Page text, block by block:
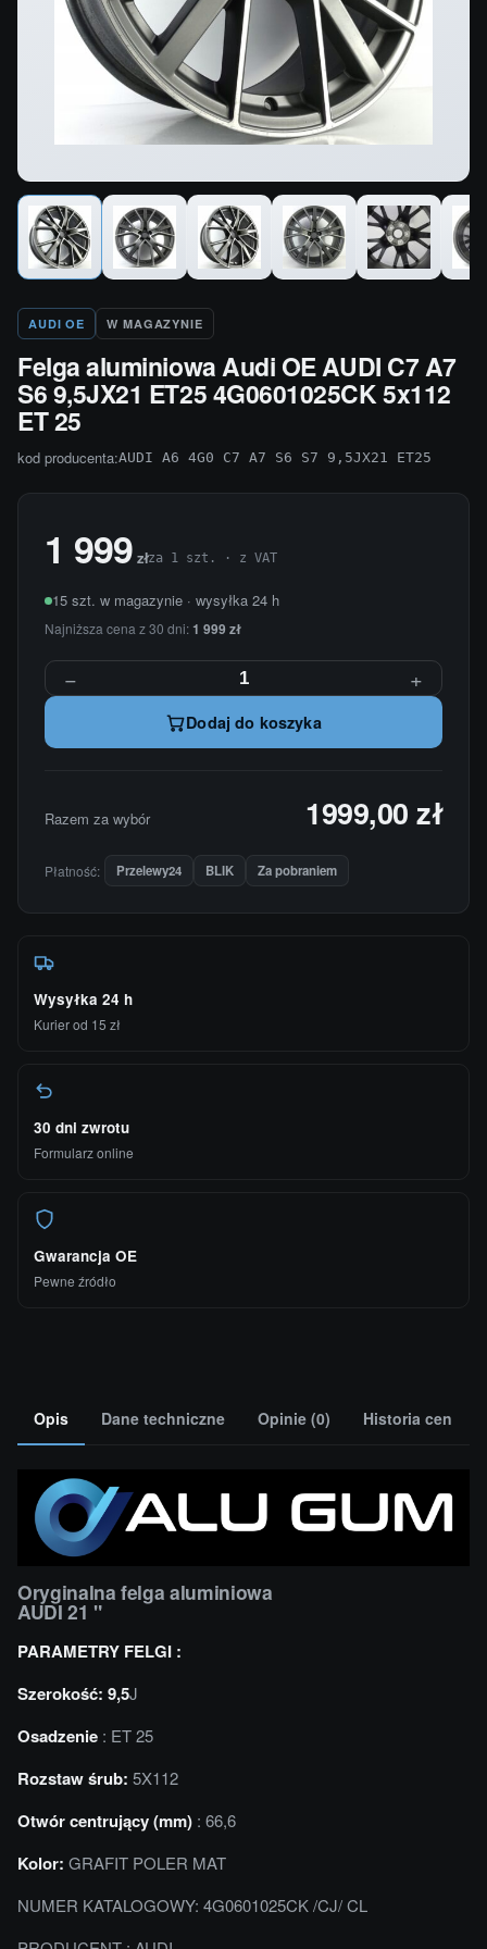
AUDI OE W MAGAZYNIE
Felga aluminiowa Audi OE AUDI C7 A7
S6 9,5JX21 ET25 4G0601025CK 5x112
ET 25
kod producenta:AUDI A6 4G0 C7 A7 S6 S7 9,5JX21 ET25
1 999 złza 1 szt. · z VAT
15 szt. w magazynie · wysyłka 24 h
Najniższa cena z 30 dni:1 999 zł
− +
Dodaj do koszyka
Razem za wybór 1999,00 zł
Płatność: Przelewy24 BLIK Za pobraniem
Wysyłka 24 h
Kurier od 15 zł
30 dni zwrotu
Formularz online
Gwarancja OE
Pewne źródło
Opis Dane techniczne Opinie (0) Historia cen
Oryginalna felga aluminiowa
AUDI 21 "
PARAMETRY FELGI :
Szerokość: 9,5J
Osadzenie : ET 25
Rozstaw śrub: 5X112
Otwór centrujący (mm) : 66,6
Kolor: GRAFIT POLER MAT
NUMER KATALOGOWY: 4G0601025CK /CJ/ CL